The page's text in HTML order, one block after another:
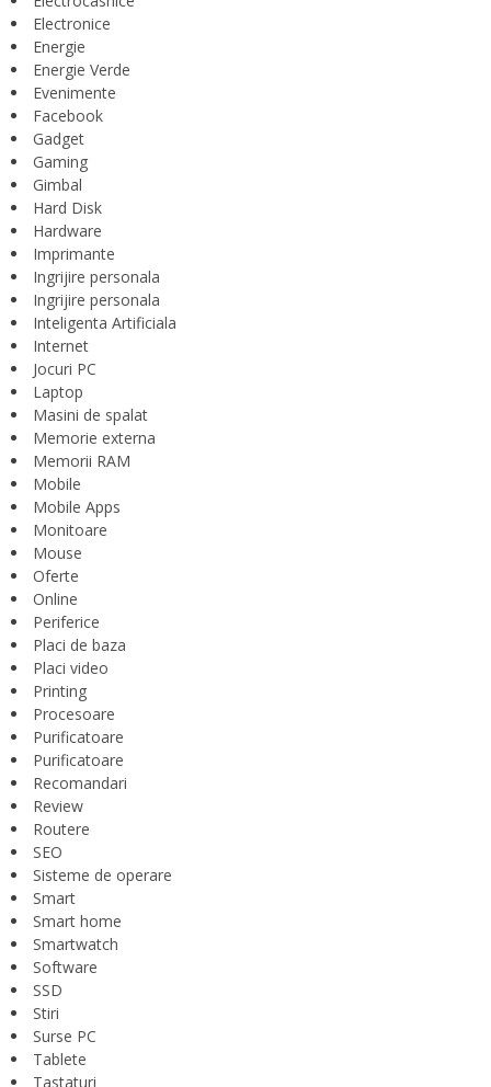
Electronice
Energie
Energie Verde
Evenimente
Facebook
Gadget
Gaming
Gimbal
Hard Disk
Hardware
Imprimante
Ingrijire personala
Ingrijire personala
Inteligenta Artificiala
Internet
Jocuri PC
Laptop
Masini de spalat
Memorie externa
Memorii RAM
Mobile
Mobile Apps
Monitoare
Mouse
Oferte
Online
Periferice
Placi de baza
Placi video
Printing
Procesoare
Purificatoare
Purificatoare
Recomandari
Review
Routere
SEO
Sisteme de operare
Smart
Smart home
Smartwatch
Software
SSD
Stiri
Surse PC
Tablete
Tastaturi